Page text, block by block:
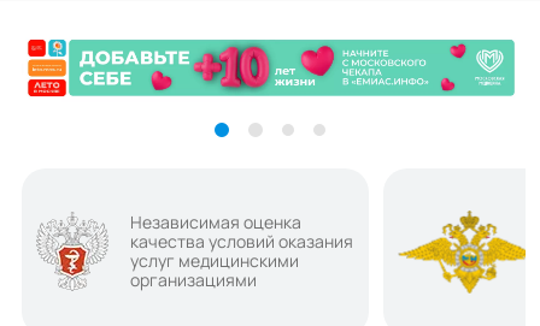
Независимая оценка
качества условий оказания
услуг медицинскими
организациями